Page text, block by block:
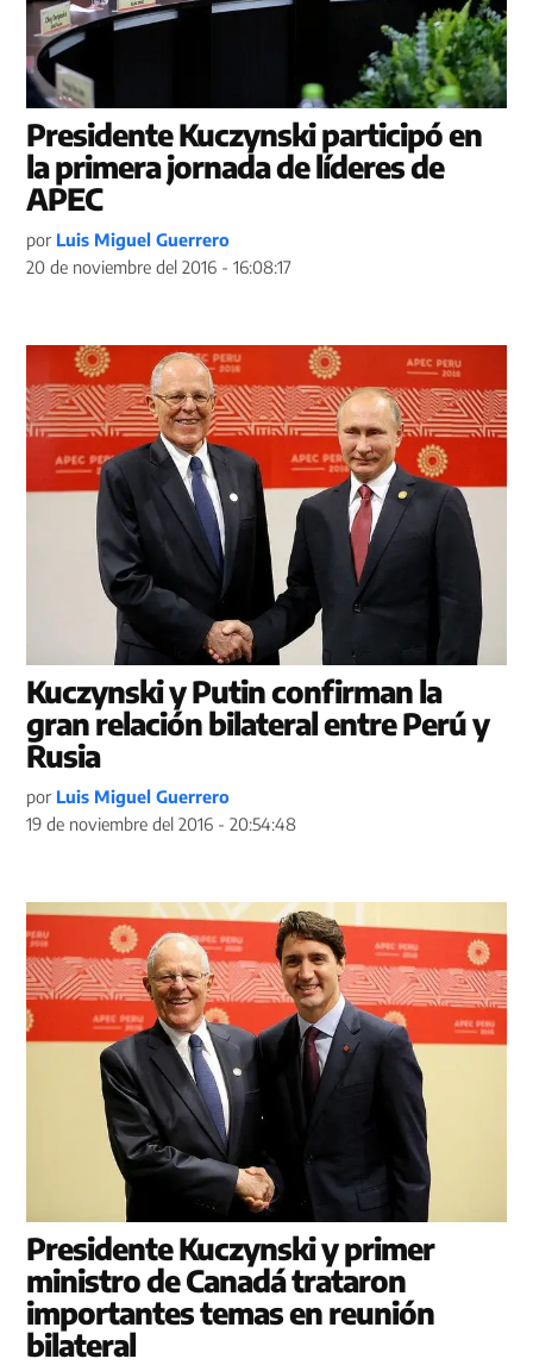
Presidente Kuczynski participó en
la primera jornada de líderes de
APEC
por Luis Miguel Guerrero
20 de noviembre del 2016 - 16:08:17
Kuczynski y Putin confirman la
gran relación bilateral entre Perú y
Rusia
por Luis Miguel Guerrero
19 de noviembre del 2016 - 20:54:48
Presidente Kuczynski y primer
ministro de Canadá trataron
importantes temas en reunión
bilateral